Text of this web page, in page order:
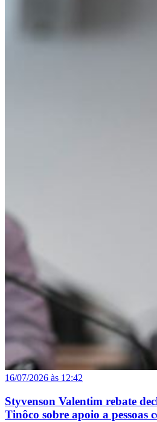
16/07/2026 às 12:42
Styvenson Valentim rebate
Tinôco sobre apoio a pessoas